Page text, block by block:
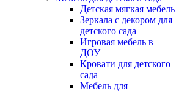
Детская мягкая мебель
Зеркала с декором для
детского сада
Игровая мебель в
ДОУ
Кровати для детского
сада
Мебель для